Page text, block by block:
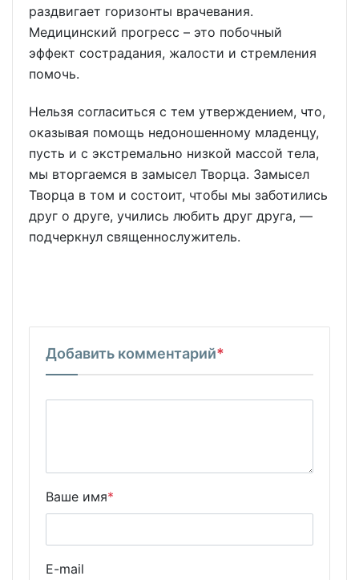
раздвигает горизонты врачевания.
Медицинский прогресс – это побочный
эффект сострадания, жалости и стремления
помочь.
Нельзя согласиться с тем утверждением, что,
оказывая помощь недоношенному младенцу,
пусть и с экстремально низкой массой тела,
мы вторгаемся в замысел Творца. Замысел
Творца в том и состоит, чтобы мы заботились
друг о друге, учились любить друг друга, —
подчеркнул священнослужитель.
Добавить комментарий*
Ваше имя*
E-mail